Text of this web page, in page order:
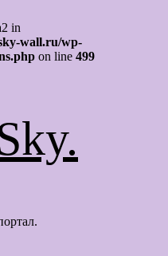
in
wall.ru/wp-
on line 499